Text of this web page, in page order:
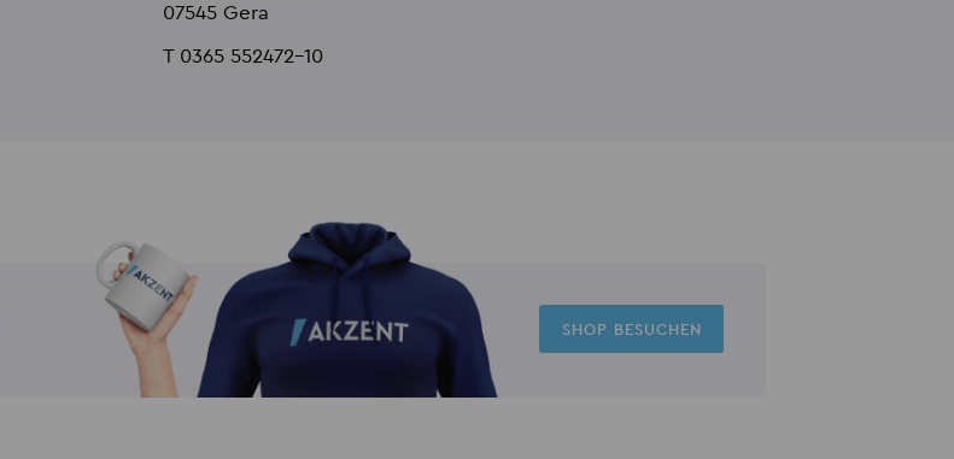
07545 Gera
T 0365 552472-10
SHOP BESUCHEN